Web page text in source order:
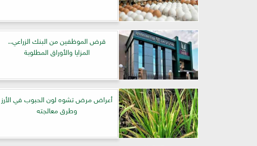
قرض الموظفين من البنك الزراعي..
المزايا والأوراق المطلوبة
أعراض مرض تشوه لون الحبوب في الأرز
وطرق معالجته